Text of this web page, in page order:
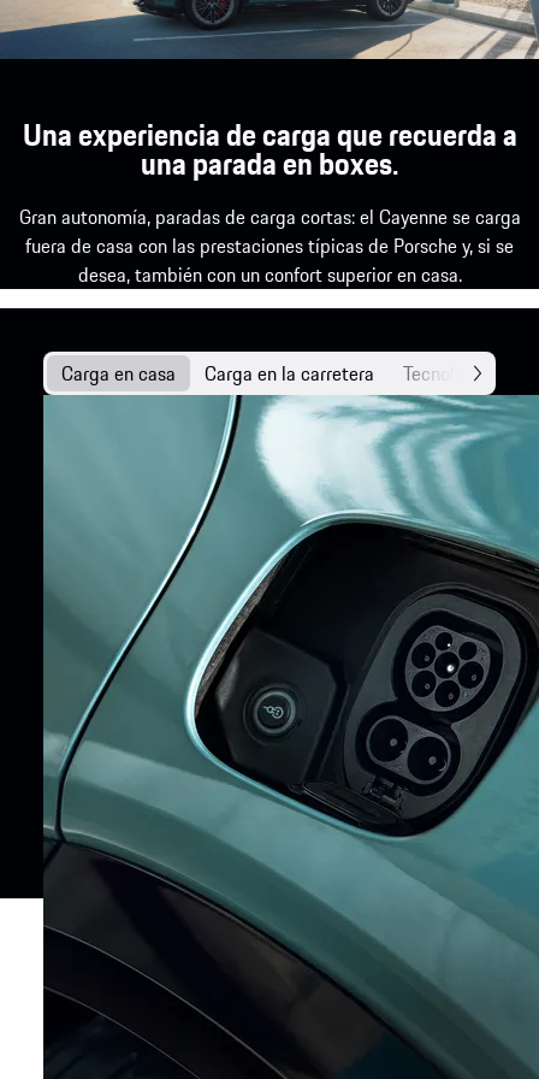
Una experiencia de carga que recuerda a
una parada en boxes.
Gran autonomía, paradas de carga cortas: el Cayenne se carga
fuera de casa con las prestaciones típicas de Porsche y, si se
desea, también con un confort superior en casa.
Carga en casa Carga en la carretera Tecnología